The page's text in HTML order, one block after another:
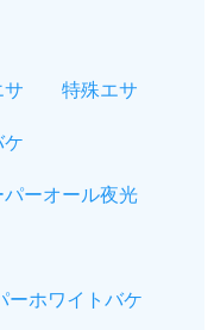
特殊エサ
パーオール夜光
ーホワイトバケ